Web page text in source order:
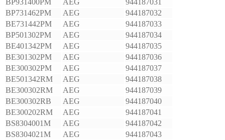
BP931400PM
AEG
944187031
BP731462PM
AEG
944187032
BE731442PM
AEG
944187033
BP501302PM
AEG
944187034
BE401342PM
AEG
944187035
BE301302PM
AEG
944187036
BE300302PM
AEG
944187037
BE501342RM
AEG
944187038
BE300302RM
AEG
944187039
BE300302RB
AEG
944187040
BE300202RM
AEG
944187041
BS8304001M
AEG
944187042
BS8304021M
AEG
944187043